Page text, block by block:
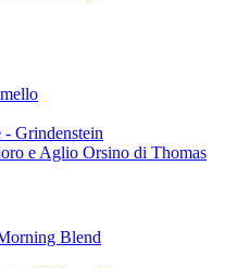
Grindenstein
e Aglio Orsino di Thomas
Blend